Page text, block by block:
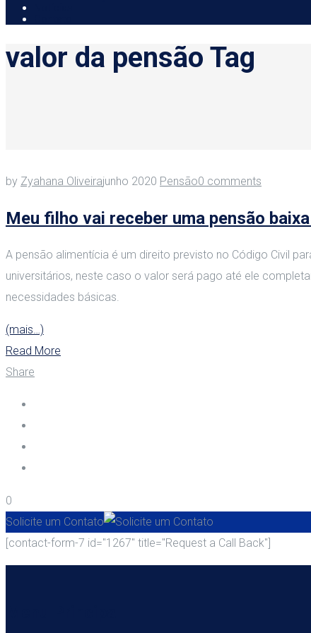
valor da pensão Tag
by Zyahana Oliveirajunho 2020 Pensão0 comments
Meu filho vai receber uma pensão
A pensão alimentícia é um direito previsto no Código Civil
universitários, neste caso o valor será pago até ele
necessidades básicas.
(mais…)
Read More
Share
0
Solicite um Contato
[contact-form-7 id="1267" title="Request a Call Back"]